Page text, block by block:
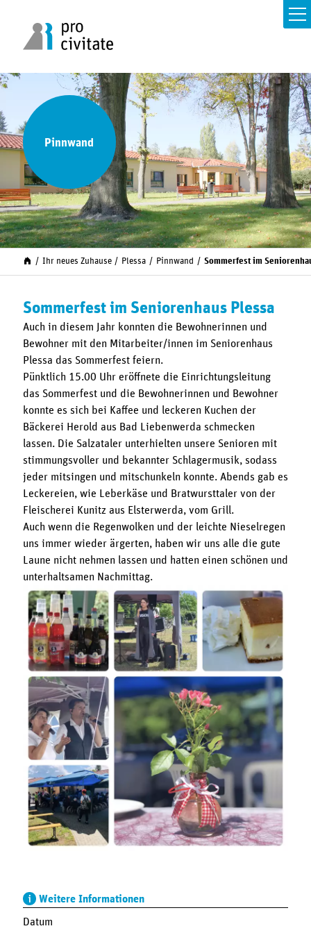
Pinnwand
Ihr neues Zuhause Plessa Pinnwand Sommerfest im
Sommerfest im Seniorenhaus Plessa
Auch in diesem Jahr konnten die Bewohnerinnen und
Bewohner mit den Mitarbeiter/innen im Seniorenhaus
Plessa das Sommerfest feiern.
Pünktlich 15.00 Uhr eröffnete die Einrichtungsleitung
das Sommerfest und die Bewohnerinnen und Bewohner
konnte es sich bei Kaffee und leckeren Kuchen der
Bäckerei Herold aus Bad Liebenwerda schmecken
lassen. Die Salzataler unterhielten unsere Senioren mit
stimmungsvoller und bekannter Schlagermusik, sodass
jeder mitsingen und mitschunkeln konnte. Abends gab es
Leckereien, wie Leberkäse und Bratwursttaler von der
Fleischerei Kunitz aus Elsterwerda, vom Grill.
Auch wenn die Regenwolken und der leichte Nieselregen
uns immer wieder ärgerten, haben wir uns alle die gute
Laune nicht nehmen lassen und hatten einen schönen und
unterhaltsamen Nachmittag.
Weitere Informationen
Datum